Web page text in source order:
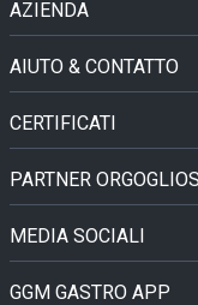
AZIENDA
AIUTO & CONTATTO
CERTIFICATI
PARTNER
MEDIA SOCIALI
GGM GASTRO APP